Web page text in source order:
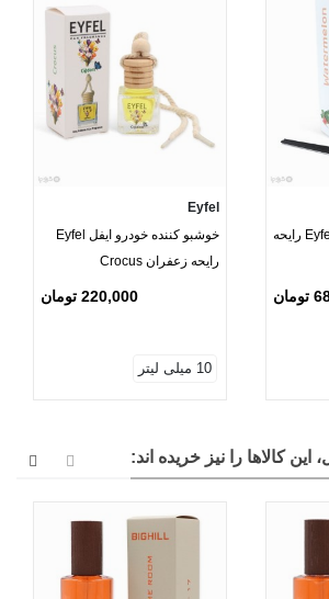
خوشبو کننده هوا ایفل Eyfel رایحه
Eyfel
خوشبو کننده خودرو ایفل Eyfel
رایحه زعفران Crocus
220,000 تومان
10 میلی لیتر
کالاها را نیز خریده اند: